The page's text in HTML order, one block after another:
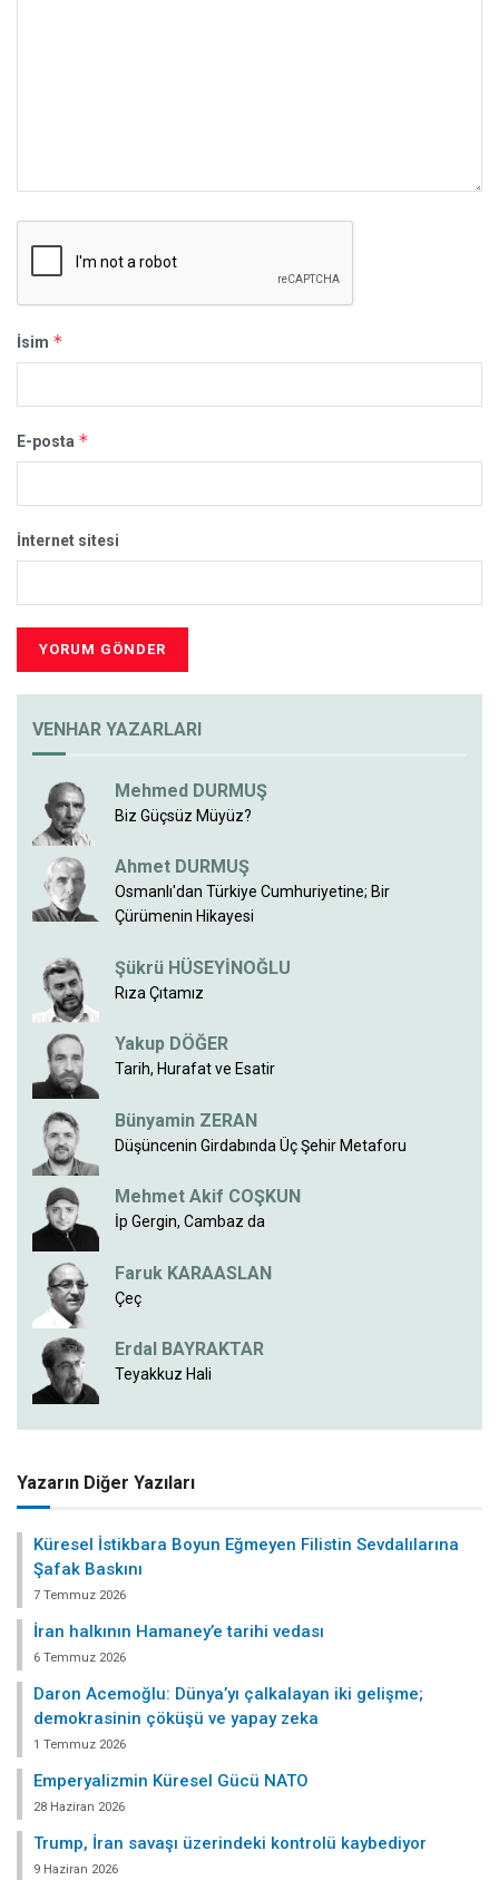
İsim *
E-posta *
İnternet sitesi
VENHAR YAZARLARI
Mehmed DURMUŞ
Biz Güçsüz Müyüz?
Ahmet DURMUŞ
Osmanlı'dan Türkiye Cumhuriyetine; Bir
Çürümenin Hikayesi
Şükrü HÜSEYİNOĞLU
Rıza Çıtamız
Yakup DÖĞER
Tarih, Hurafat ve Esatir
Bünyamin ZERAN
Düşüncenin Girdabında Üç Şehir Metaforu
Mehmet Akif COŞKUN
İp Gergin, Cambaz da
Faruk KARAASLAN
Çeç
Erdal BAYRAKTAR
Teyakkuz Hali
Yazarın Diğer Yazıları
Küresel İstikbara Boyun Eğmeyen Filistin Sevdalılarına
Şafak Baskını
7 Temmuz 2026
İran halkının Hamaney’e tarihi vedası
6 Temmuz 2026
Daron Acemoğlu: Dünya’yı çalkalayan iki gelişme;
demokrasinin çöküşü ve yapay zeka
1 Temmuz 2026
Emperyalizmin Küresel Gücü NATO
28 Haziran 2026
Trump, İran savaşı üzerindeki kontrolü kaybediyor
9 Haziran 2026